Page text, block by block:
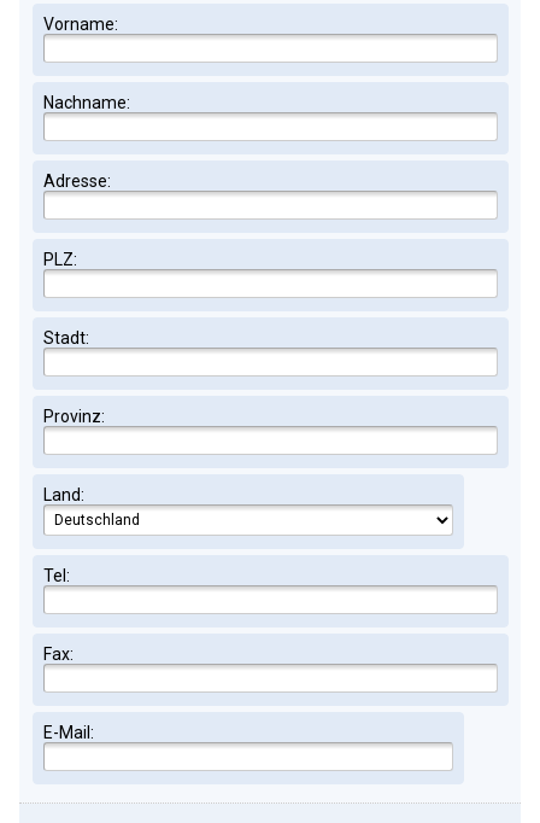
Vorname:
Nachname:
Adresse:
PLZ:
Stadt:
Provinz:
Land:
Tel:
Fax:
E-Mail: